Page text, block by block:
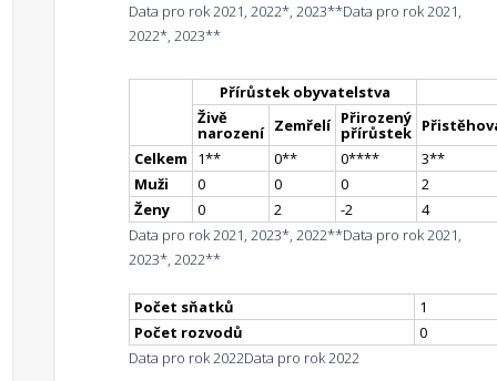
Data pro rok 2021, 2022*, 2023**Data pro rok 2021,
2022*, 2023**
Přírůstek obyvatelstva
Živě
narození Zemřelí Přirozený
přírůstek
Celkem
1** 0** 0**** 3**
Muži
0 0 0
2
Ženy
0 2 -2
4
Data pro rok 2021, 2023*, 2022**Data pro rok 2021,
2023*, 2022**
Počet sňatků
1
Počet rozvodů
0
Data pro rok 2022Data pro rok 2022